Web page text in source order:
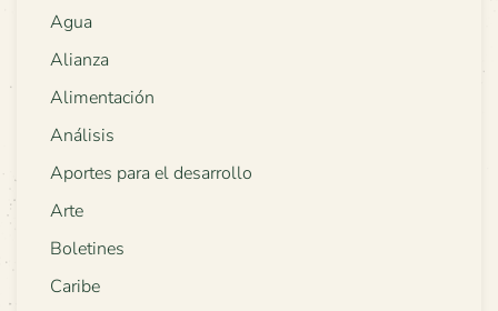
Agua
Alianza
Alimentación
Análisis
Aportes para el desarrollo
Arte
Boletines
Caribe